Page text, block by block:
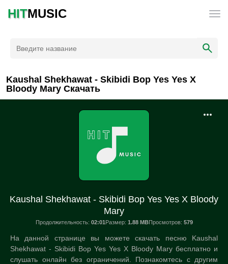
HITMUSIC
Kaushal Shekhawat - Skibidi Bop Yes Yes X
Bloody Mary Скачать
Kaushal Shekhawat - Skibidi Bop Yes Yes X Bloody
Mary
Продолжительность: 02:01Размер: 1.88 MBПросмотров: 579
На данной странице вы можете скачать песню Kaushal
Shekhawat - Skibidi Bop Yes Yes X Bloody Mary бесплатно и
слушать онлайн без ограничений. Познакомтесь с другим